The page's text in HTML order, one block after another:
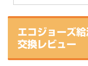
エコジョーズ
交換レビュー